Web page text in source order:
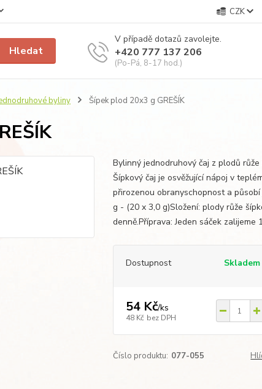
CZK
Hledat
V případě dotazů zavolejte.
+420 777 137 206
(Po-Pá, 8-17 hod.)
byliny Šípek plod 20x3 g GREŠÍK
Bylinný jednodruhový čaj z plodů
Šípkový čaj je osvěžující nápoj v
přirozenou obranyschopnost a
g - (20 x 3,0 g)Složení: plody růže
denně.Příprava: Jeden sáček zalijeme
Dostupnost Skladem
54 Kč/ks
48 Kč bez DPH
Číslo produktu: 077-055